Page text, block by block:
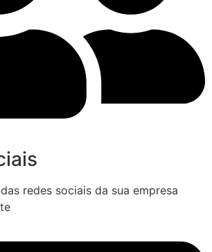
redes sociais da sua empresa